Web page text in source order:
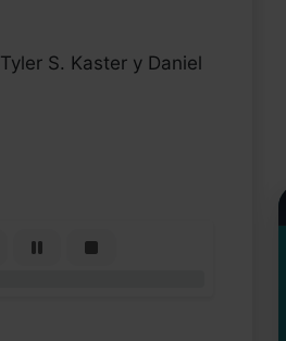
Tyler S. Kaster y Daniel